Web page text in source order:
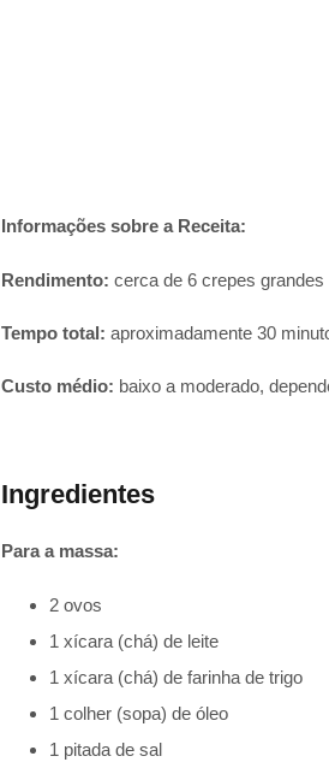
Informações sobre a Receita:
Rendimento: cerca de 6 crepes grandes
Tempo total: aproximadamente 30
Custo médio: baixo a moderado,
Ingredientes
Para a massa:
2 ovos
1 xícara (chá) de leite
1 xícara (chá) de farinha de trigo
1 colher (sopa) de óleo
1 pitada de sal